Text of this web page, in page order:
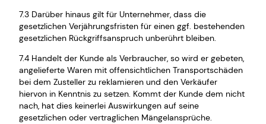
7.3 Darüber hinaus gilt für Unternehmer, dass die
gesetzlichen Verjährungsfristen für einen ggf. bestehenden
gesetzlichen Rückgriffsanspruch unberührt bleiben.
7.4 Handelt der Kunde als Verbraucher, so wird er gebeten,
angelieferte Waren mit offensichtlichen Transportschäden
bei dem Zusteller zu reklamieren und den Verkäufer
hiervon in Kenntnis zu setzen. Kommt der Kunde dem nicht
nach, hat dies keinerlei Auswirkungen auf seine
gesetzlichen oder vertraglichen Mängelansprüche.